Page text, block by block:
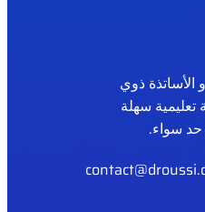
الأساتذة ذوي
تعليمية سهلة
حد سواء.